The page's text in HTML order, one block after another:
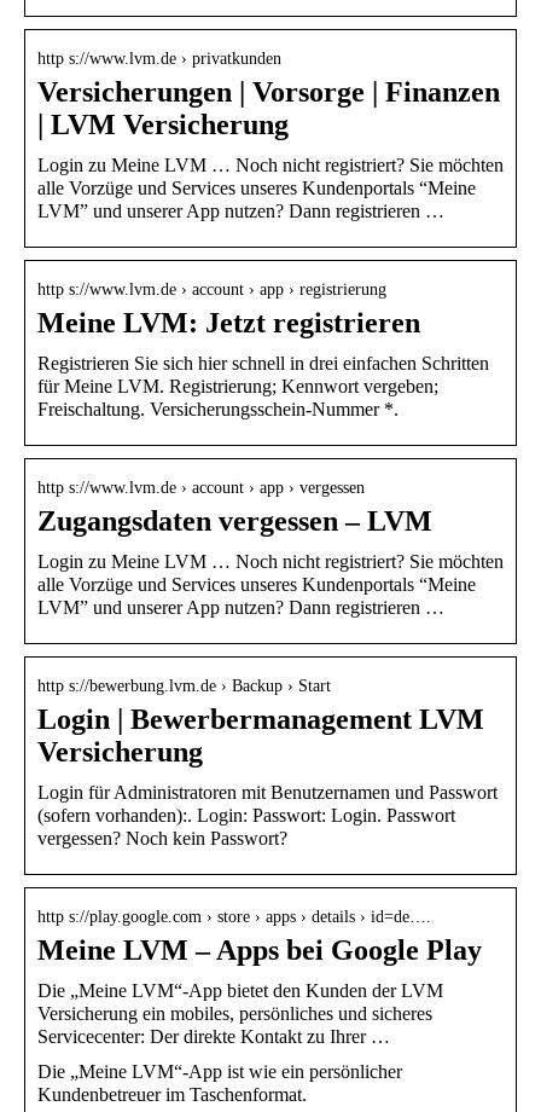
http s://www.lvm.de › privatkunden
Versicherungen | Vorsorge | Finanzen
| LVM Versicherung
Login zu Meine LVM … Noch nicht registriert? Sie möchten
alle Vorzüge und Services unseres Kundenportals “Meine
LVM” und unserer App nutzen? Dann registrieren …
http s://www.lvm.de › account › app › registrierung
Meine LVM: Jetzt registrieren
Registrieren Sie sich hier schnell in drei einfachen Schritten
für Meine LVM. Registrierung; Kennwort vergeben;
Freischaltung. Versicherungsschein-Nummer *.
http s://www.lvm.de › account › app › vergessen
Zugangsdaten vergessen – LVM
Login zu Meine LVM … Noch nicht registriert? Sie möchten
alle Vorzüge und Services unseres Kundenportals “Meine
LVM” und unserer App nutzen? Dann registrieren …
http s://bewerbung.lvm.de › Backup › Start
Login | Bewerbermanagement LVM
Versicherung
Login für Administratoren mit Benutzernamen und Passwort
(sofern vorhanden):. Login: Passwort: Login. Passwort
vergessen? Noch kein Passwort?
http s://play.google.com › store › apps › details › id=de….
Meine LVM – Apps bei Google Play
Die „Meine LVM“-App bietet den Kunden der LVM
Versicherung ein mobiles, persönliches und sicheres
Servicecenter: Der direkte Kontakt zu Ihrer …
Die „Meine LVM“-App ist wie ein persönlicher
Kundenbetreuer im Taschenformat.